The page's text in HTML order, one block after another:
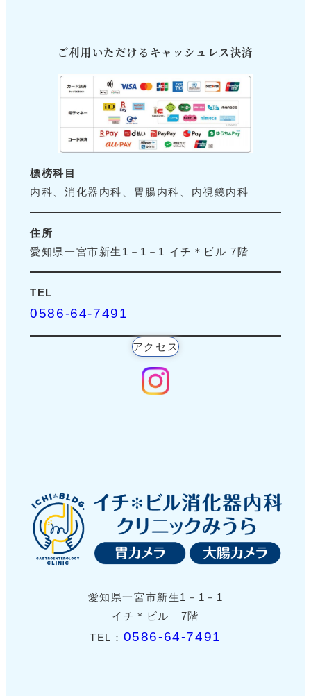
ご利用いただけるキャッシュレス決済
標榜科目
内科、消化器内科、胃腸内科、内視鏡内科
住所
愛知県一宮市新生1－1－1 イチ＊ビル 7階
TEL
0586-64-7491
アクセス
愛知県一宮市新生1－1－1
イチ＊ビル 7階
TEL： 0586-64-7491